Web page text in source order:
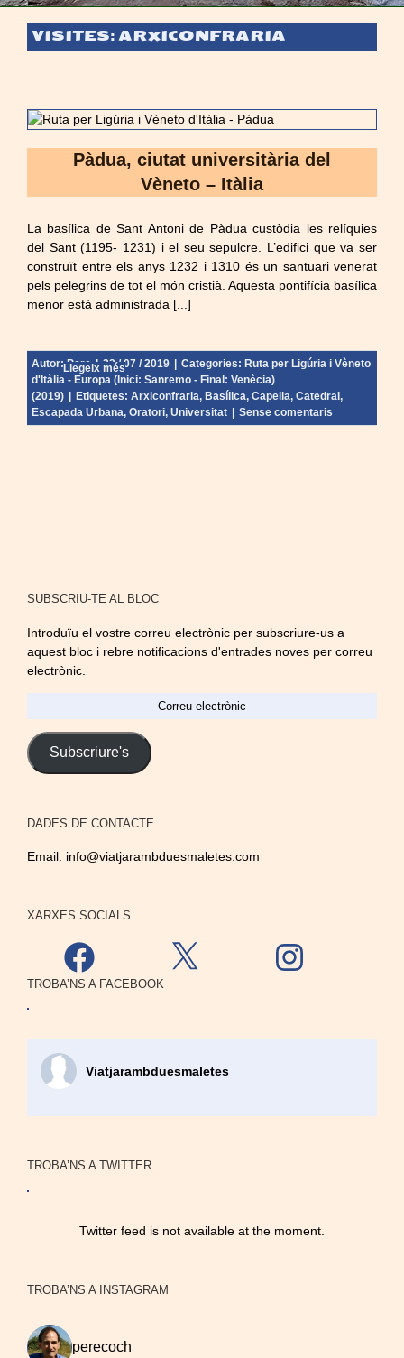
VISITES: ARXICONFRARIA
Pàdua, ciutat universitària del
Vèneto – Itàlia
La basílica de Sant Antoni de Pàdua custòdia les relíquies
del Sant (1195- 1231) i el seu sepulcre. L’edifici que va ser
construït entre els anys 1232 i 1310 és un santuari venerat
pels pelegrins de tot el món cristià. Aquesta pontifícia basílica
menor està administrada [...]
Autor:Pere | 22 / 07 / 2019 Categories: Ruta per Ligúria i Vèneto
d'Itàlia - Europa (Inici: Sanremo - Final: Venècia)
(2019)
Etiquetes: Arxiconfraria, Basílica, Capella, Catedral ,
Escapada Urbana, Oratori, Universitat Sense comentaris
Llegeix més
SUBSCRIU-TE AL BLOC
Introduïu el vostre correu electrònic per subscriure-us a
aquest bloc i rebre notificacions d'entrades noves per correu
electrònic.
Subscriure's
DADES DE CONTACTE
Email: info@viatjarambduesmaletes.com
XARXES SOCIALS
Facebook
TROBA’NS A FACEBOOK
Viatjarambduesmaletes
TROBA’NS A TWITTER
Twitter feed is not available at the moment.
TROBA’NS A INSTAGRAM
perecoch